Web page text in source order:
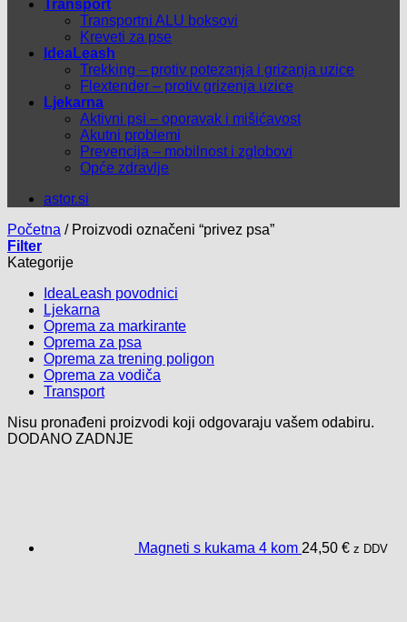
Transport
Transportni ALU boksovi
Kreveti za pse
IdeaLeash
Trekking – protiv potezanja i grizanja uzice
Flextender – protiv grizenja uzice
Ljekarna
Aktivni psi – oporavak i mišićavost
Akutni problemi
Prevencija – mobilnost i zglobovi
Opće zdravlje
astor.si
Početna /Proizvodi označeni “privez psa”
Filter
Kategorije
IdeaLeash povodnici
Ljekarna
Oprema za markirante
Oprema za psa
Oprema za trening poligon
Oprema za vodiča
Transport
Nisu pronađeni proizvodi koji odgovaraju vašem odabiru.
DODANO ZADNJE
Magneti s kukama 4 kom 24,50 € z DDV